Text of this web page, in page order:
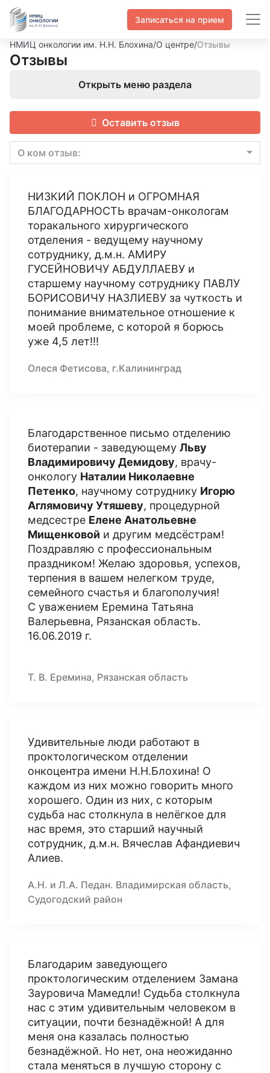
Записаться на прием
НМИЦ онкологии им. Н.Н. Блохина/О центре/Отзывы
Отзывы
Открыть меню раздела
Оставить отзыв
О ком отзыв:
НИЗКИЙ ПОКЛОН и ОГРОМНАЯ
БЛАГОДАРНОСТЬ врачам-онкологам
торакального хирургического
отделения - ведущему научному
сотруднику, д.м.н. АМИРУ
ГУСЕЙНОВИЧУ АБДУЛЛАЕВУ и
старшему научному сотруднику ПАВЛУ
БОРИСОВИЧУ НАЗЛИЕВУ за чуткость и
понимание внимательное отношение к
моей проблеме, с которой я борюсь
уже 4,5 лет!!!
Олеся Фетисова, г.Калининград
Благодарственное письмо отделению
биотерапии - заведующему Льву
Владимировичу Демидову, врачу-
онкологу Наталии Николаевне
Петенко, научному сотруднику Игорю
Аглямовичу Утяшеву, процедурной
медсестре Елене Анатольевне
Мищенковой и другим медсёстрам!
Поздравляю с профессиональным
праздником! Желаю здоровья, успехов,
терпения в вашем нелегком труде,
семейного счастья и благополучия!
С уважением Еремина Татьяна
Валерьевна, Рязанская область.
16.06.2019 г.
Т. В. Еремина, Рязанская область
Удивительные люди работают в
проктологическом отделении
онкоцентра имени Н.Н.Блохина! О
каждом из них можно говорить много
хорошего. Один из них, с которым
судьба нас столкнула в нелёгкое для
нас время, это старший научный
сотрудник, д.м.н. Вячеслав Афандиевич
Алиев.
А.Н. и Л.А. Педан. Владимирская область,
Судогодский район
Благодарим заведующего
проктологическим отделением Замана
Зауровича Мамедли! Судьба столкнула
нас с этим удивительным человеком в
ситуации, почти безнадёжной! А для
меня она казалась полностью
безнадёжной. Но нет, она неожиданно
стала меняться в лучшую сторону с